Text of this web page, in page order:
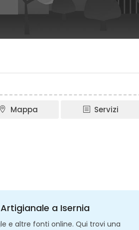
Mappa Servizi
a Isernia
e altre fonti online. Qui trovi una